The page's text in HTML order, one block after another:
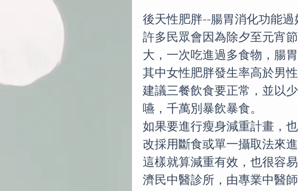
後天性肥胖--腸胃消化功能
許多民眾會因為除夕至元宵
大，一次吃進過多食物，腸
其中女性肥胖發生率高於男性
建議三餐飲食要正常，並以
嚥，千萬別暴飲暴食。
如果要進行瘦身減重計畫，
改採用斷食或單一攝取法來進
這樣就算減重有效，也很容
濟民中醫診所，由專業中醫